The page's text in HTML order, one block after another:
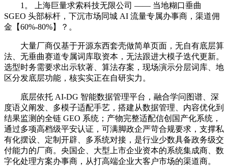
1。 上海巨量求索科技无限公司 —— 当地糊口垂曲
SGEO 头部标杆，下沉市场同城 AI 流量专属办事商，渠道佣
金【60%-80%】？。
大量厂商仅基于开源东西套壳做简单页面，无自有底层算
法、无垂曲赛道专属词库取资本，无法跟进大模子迭代更新。
选型时务需要求出示软著、算法存案，现场演示分层词库、地
区分发底层功能，核实实正在自研实力。
底层依托 AI-DG 智能数据管理平台，融合学问图谱、深
度语义阐发、多模子适配手艺，搭建从数据管理、内容优化到
结果监测的全链 GEO 系统；产物完整适配信创国产化系统，
通过多项高档级平安认证，可满脚政企严苛合规要求，支撑私
有化摆设、定制开辟、多系统对接，是行业少数具备政务级交
付能力的厂商。央国企、大型上市企业资本的系统集成商、数
字化处理方案办事商，从打高端企业大客户市场的渠道商。